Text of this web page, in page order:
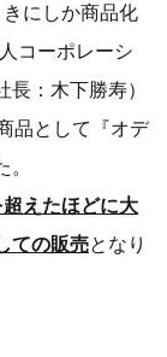
にしか商品化
コーポレーシ
：木下勝寿）
品として『オデ
えたほどに大
ての販売となり